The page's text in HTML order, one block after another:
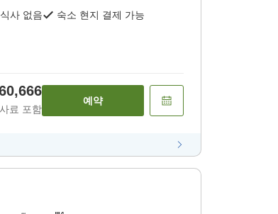
식사 없음
숙소 현지 결제 가능
료 포함
예약